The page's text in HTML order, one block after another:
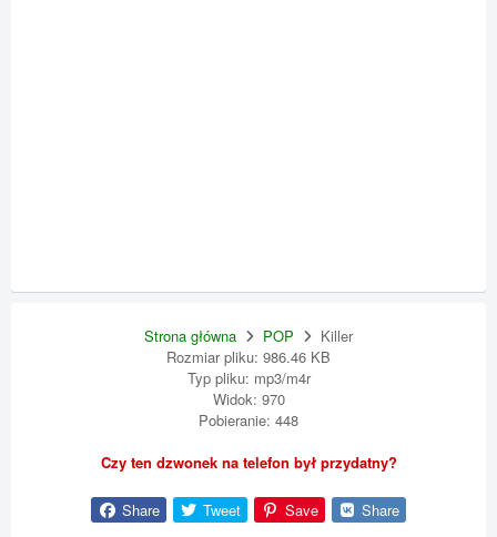
Strona główna POP
Killer
Rozmiar pliku: 986.46 KB
Typ pliku: mp3/m4r
Widok: 970
Pobieranie: 448
Czy ten dzwonek na telefon był przydatny?
Share Tweet Save Share